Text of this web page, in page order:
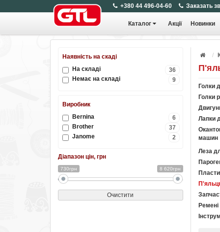
+380 44 496-04-60 Заказать
Каталог Акції Новинки
Наявність на скаді
36
На складі
9
Немає на складі
Виробник
6
Bernina
37
Brother
2
Janome
Діапазон цін, грн
730грн 8 620грн
Очистити
Голки
Голки
Лапки
машин
Леза